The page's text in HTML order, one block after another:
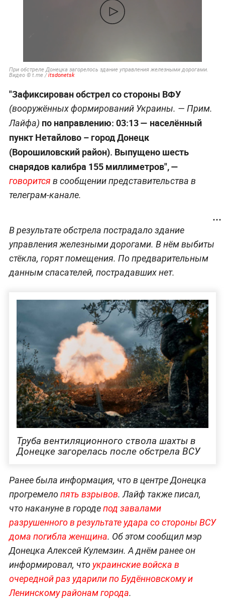
При обстреле Донецка загорелось здание управления железными дорогами.
Видео © t.me /itsdonetsk
"Зафиксирован обстрел со стороны ВФУ
(вооружённых формирований Украины. — Прим.
Лайфа) по направлению: 03:13 — населённый
пункт Нетайлово – город Донецк
(Ворошиловский район). Выпущено шесть
снарядов калибра 155 миллиметров", —
говорится в сообщении представительства в
телеграм-канале.
В результате обстрела пострадало здание
управления железными дорогами. В нём выбиты
стёкла, горят помещения. По предварительным
данным спасателей, пострадавших нет.
Труба вентиляционного ствола шахты в
Донецке загорелась после обстрела ВСУ
Ранее была информация, что в центре Донецка
прогремелопять взрывов. Лайф также писал,
что накануне в городепод завалами
разрушенного в результате удара со стороны ВСУ
дома погибла женщина. Об этом сообщил мэр
Донецка Алексей Кулемзин. А днём ранее он
информировал, что украинские войска в
очередной раз ударили по Будённовскому и
Ленинскому районам города.